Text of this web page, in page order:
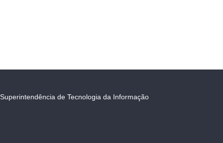
Superintendência de Tecnologia da Informação